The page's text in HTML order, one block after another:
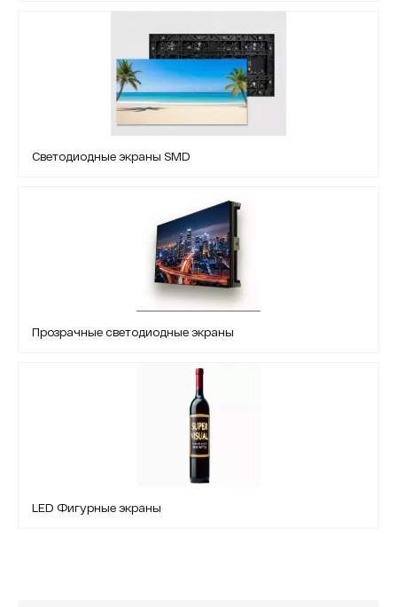
Светодиодные экраны SMD
Прозрачные светодиодные экраны
LED Фигурные экраны